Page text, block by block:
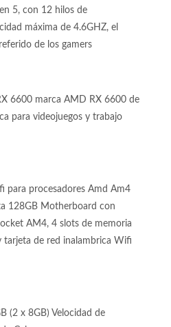
3ra generación @
12 hilos, socket Amd Am4 El
máxima de 4.6GHZ, el
de los gamers
para videojuegos y trabajo
para procesadores Amd Am4
128GB Motherboard con
de red inalambrica Wifi